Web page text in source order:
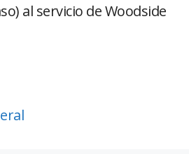
al servicio de Woodside